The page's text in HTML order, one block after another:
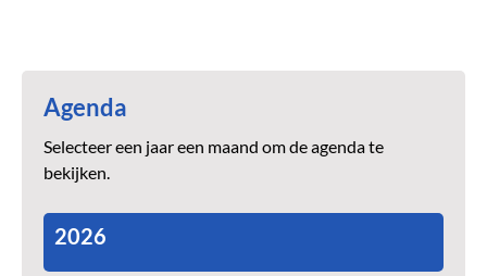
Agenda
Selecteer een jaar een maand om de agenda te
bekijken.
2026